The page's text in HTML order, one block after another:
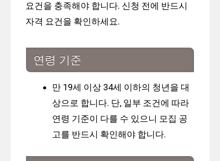
요건을 충족해야 합니다. 신청 전에 반드시
자격 요건을 확인하세요.
연령 기준
만 19세 이상 34세 이하의 청년을 대
상으로 합니다. 단, 일부 조건에 따라
연령 기준이 다를 수 있으니 모집 공
고를 반드시 확인해야 합니다.